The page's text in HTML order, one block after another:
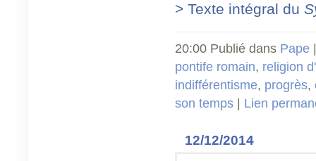
> Texte intégral du
20:00 Publié dans Pape
pontife romain, religion
indifférentisme, progrès,
son temps
Lien
12/12/2014